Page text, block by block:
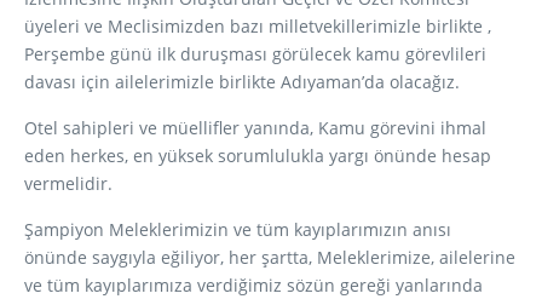
üyeleri ve Meclisimizden bazı milletvekillerimizle birlikte ,
Perşembe günü ilk duruşması görülecek kamu görevlileri
davası için ailelerimizle birlikte Adıyaman’da olacağız.
Otel sahipleri ve müellifler yanında, Kamu görevini ihmal
eden herkes, en yüksek sorumlulukla yargı önünde hesap
vermelidir.
Şampiyon Meleklerimizin ve tüm kayıplarımızın anısı
önünde saygıyla eğiliyor, her şartta, Meleklerimize, ailelerine
ve tüm kayıplarımıza verdiğimiz sözün gereği yanlarında